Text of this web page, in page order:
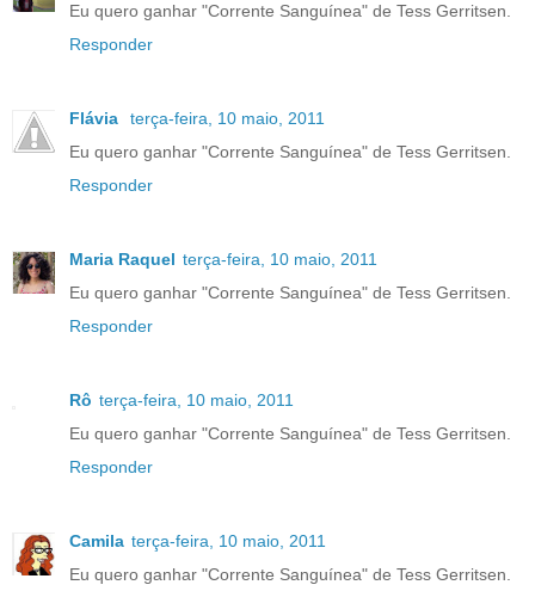
Eu quero ganhar "Corrente Sanguínea" de Tess Gerritsen.
Responder
Flávia
terça-feira, 10 maio, 2011
Eu quero ganhar "Corrente Sanguínea" de Tess Gerritsen.
Responder
Maria Raquel terça-feira, 10 maio, 2011
Eu quero ganhar "Corrente Sanguínea" de Tess Gerritsen.
Responder
Rô terça-feira, 10 maio, 2011
Eu quero ganhar "Corrente Sanguínea" de Tess Gerritsen.
Responder
Camila terça-feira, 10 maio, 2011
Eu quero ganhar "Corrente Sanguínea" de Tess Gerritsen.